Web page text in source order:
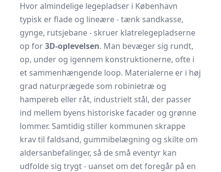
Hvor almindelige legepladser i København
typisk er flade og lineære - tænk sandkasse,
gynge, rutsjebane - skruer klatrelegepladserne
op for3D-oplevelsen. Man bevæger sig rundt,
op, under og igennem konstruktionerne, ofte i
et sammenhængende loop. Materialerne er i høj
grad naturprægede som robinietræ og
hampereb eller råt, industrielt stål, der passer
ind mellem byens historiske facader og grønne
lommer. Samtidig stiller kommunen skrappe
krav til faldsand, gummibelægning og skilte om
aldersanbefalinger, så de små eventyr kan
udfolde sig trygt - uanset om det foregår på en